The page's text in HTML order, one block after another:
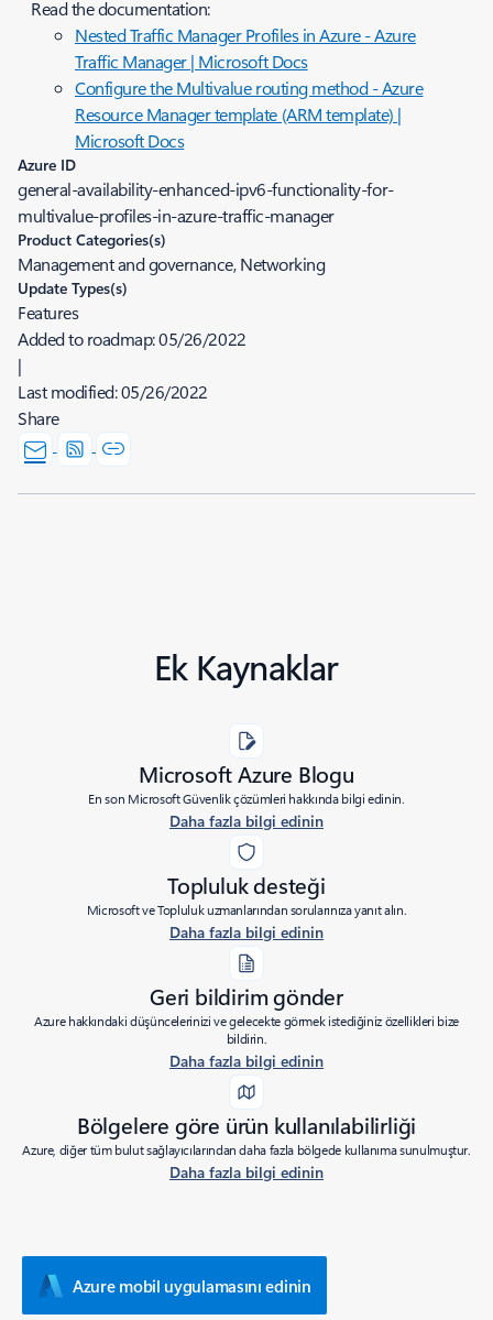
Read the documentation:
Nested Traffic Manager Profiles in Azure - Azure
Traffic Manager | Microsoft Docs
Configure the Multivalue routing method - Azure
Resource Manager template (ARM template) |
Microsoft Docs
Azure ID
general-availability-enhanced-ipv6-functionality-for-
multivalue-profiles-in-azure-traffic-manager
Product Categories(s)
Management and governance, Networking
Update Types(s)
Features
Added to roadmap:05/26/2022
|
Last modified:05/26/2022
Share
Ek Kaynaklar
Microsoft Azure Blogu
En son Microsoft Güvenlik çözümleri hakkında bilgi edinin.
Daha fazla bilgi edinin
Topluluk desteği
Microsoft ve Topluluk uzmanlarından sorularınıza yanıt alın.
Daha fazla bilgi edinin
Geri bildirim gönder
Azure hakkındaki düşüncelerinizi ve gelecekte görmek istediğiniz özellikleri bize
bildirin.
Daha fazla bilgi edinin
Bölgelere göre ürün kullanılabilirliği
Azure, diğer tüm bulut sağlayıcılarından daha fazla bölgede kullanıma sunulmuştur.
Daha fazla bilgi edinin
Azure mobil uygulamasını edinin